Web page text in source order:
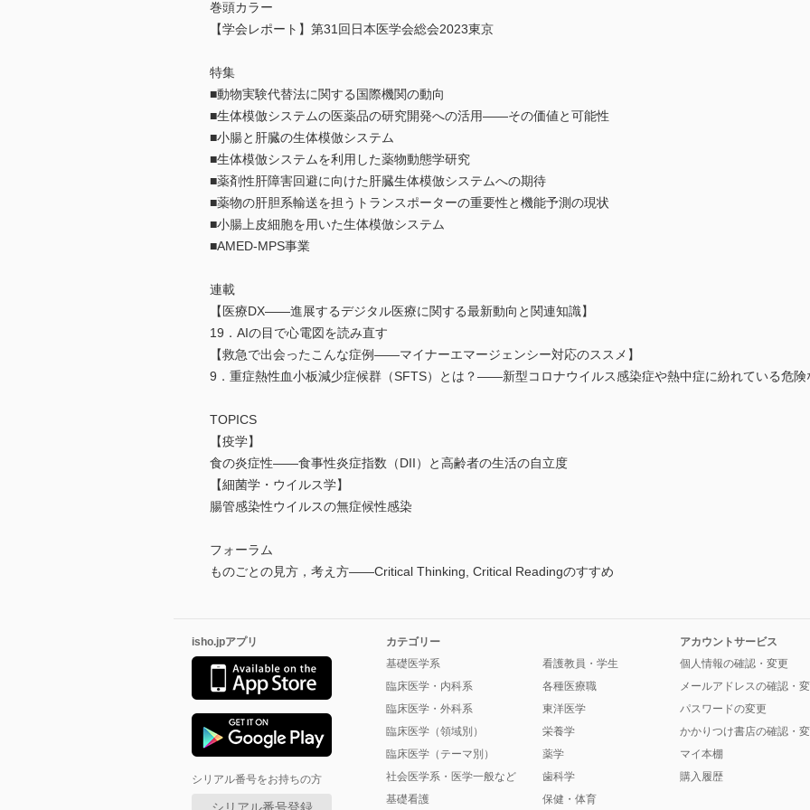
巻頭カラー
【学会レポート】第31回日本医学会総会2023東京
特集
■動物実験代替法に関する国際機関の動向
■生体模倣システムの医薬品の研究開発への活用――その価値と可能性
■小腸と肝臓の生体模倣システム
■生体模倣システムを利用した薬物動態学研究
■薬剤性肝障害回避に向けた肝臓生体模倣システムへの期待
■薬物の肝胆系輸送を担うトランスポーターの重要性と機能予測の現状
■小腸上皮細胞を用いた生体模倣システム
■AMED-MPS事業
連載
【医療DX――進展するデジタル医療に関する最新動向と関連知識】
19．AIの目で心電図を読み直す
【救急で出会ったこんな症例――マイナーエマージェンシー対応のススメ】
9．重症熱性血小板減少症候群（SFTS）とは？――新型コロナウイルス感染症や熱中症に紛れている危険
TOPICS
【疫学】
食の炎症性――食事性炎症指数（DII）と高齢者の生活の自立度
【細菌学・ウイルス学】
腸管感染性ウイルスの無症候性感染
フォーラム
ものごとの見方，考え方――Critical Thinking, Critical Readingのすすめ
isho.jpアプリ
シリアル番号をお持ちの方
カテゴリー
基礎医学系
臨床医学・内科系
臨床医学・外科系
臨床医学（領域別）
臨床医学（テーマ別）
社会医学系・医学一般など
基礎看護
看護教員・学生
各種医療職
東洋医学
栄養学
薬学
歯科学
保健・体育
アカウントサービス
個人情報の確認・変更
メールアドレスの確認・
パスワードの変更
かかりつけ書店の確認・
マイ本棚
購入履歴